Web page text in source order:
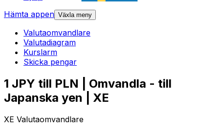
Hämta appen Växla meny
Valutaomvandlare
Valutadiagram
Kurslarm
Skicka pengar
1 JPY till PLN | Omvandla - till
Japanska yen | XE
XE Valutaomvandlare